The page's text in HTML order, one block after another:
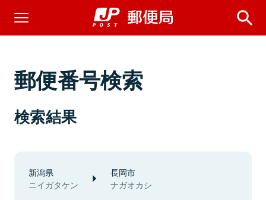
郵便番号検索
検索結果
新潟県
ニイガタケン
長岡市
ナガオカシ